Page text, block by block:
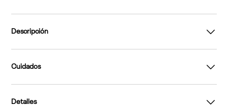
Descripción
Cuidados
Detalles